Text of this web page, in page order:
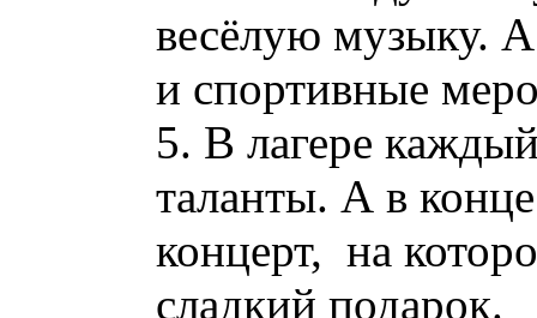
весёлую музыку.
и спортивные
5. В лагере
таланты. А в
концерт, на
сладкий подарок.